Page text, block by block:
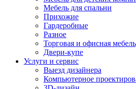
Мебель для спальни
Прихожие
Гардеробные
Разное
Торговая и офисная
Двери-купе
Услуги и сервис
Выезд дизайнера
Компьютерное